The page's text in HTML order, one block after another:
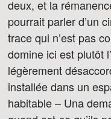
deux, et la
pourrait parler d’un
trace qui n’est pas
domine ici est plutôt
légèrement
installée dans un
habitable – Una